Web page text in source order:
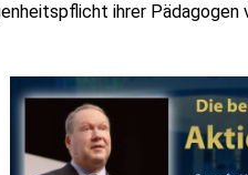
ihrer Pädagogen